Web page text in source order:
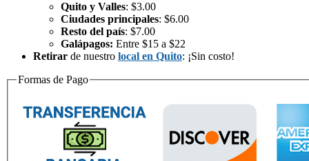
Quito y Valles: $3.00
Ciudades principales: $6.00
Resto del país: $7.00
Galápagos: Entre $15 a $22
Retirar de nuestro local en Quito: ¡Sin costo!
Formas de Pago